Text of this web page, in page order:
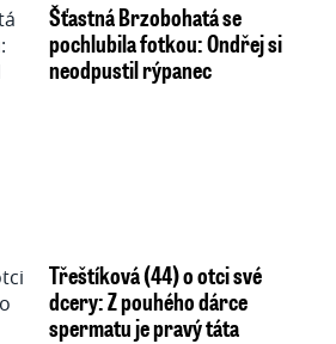
Šťastná Brzobohatá se
pochlubila fotkou: Ondřej si
neodpustil rýpanec
Třeštíková (44) o otci své
dcery: Z pouhého dárce
spermatu je pravý táta